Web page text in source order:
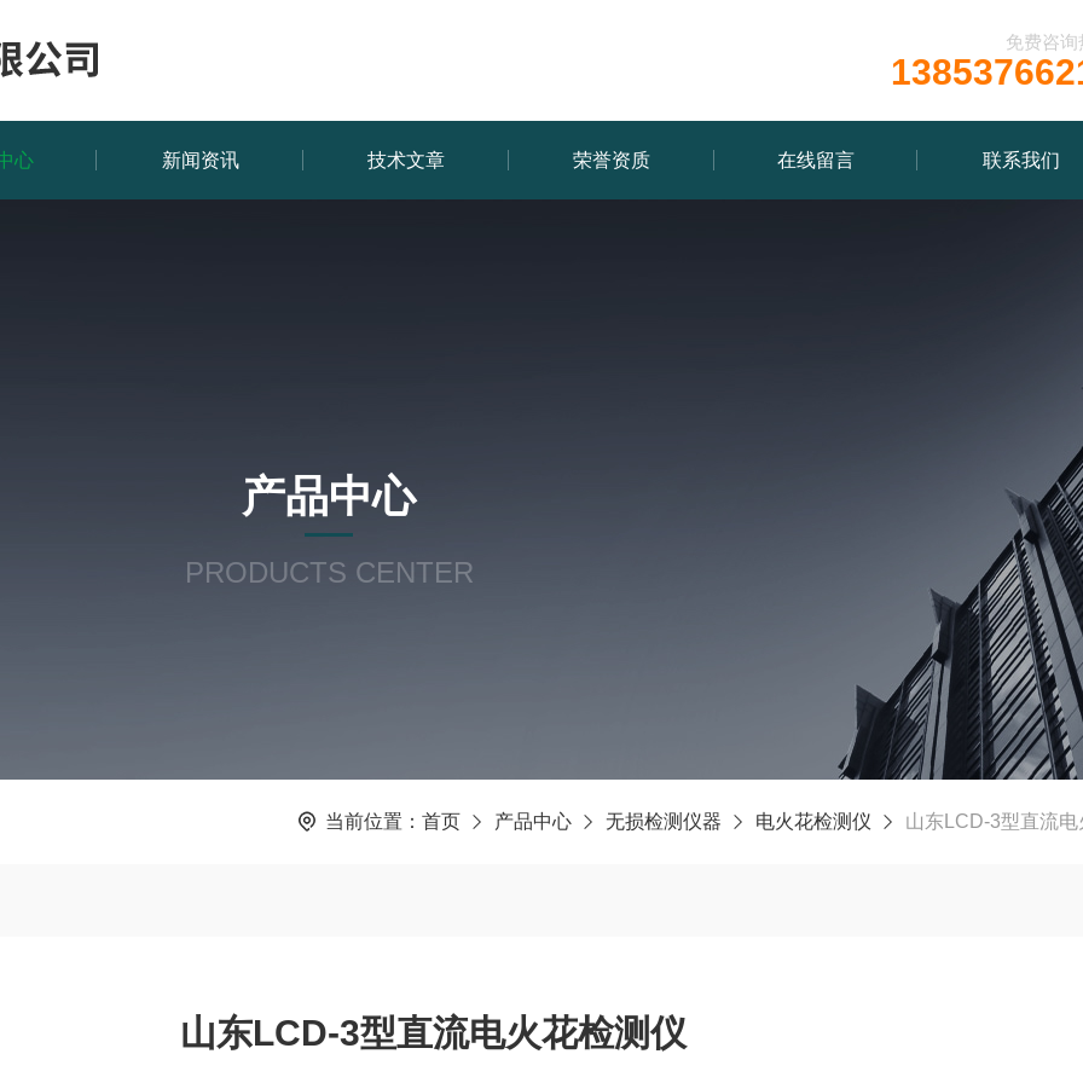
免费咨询
心 新闻资讯 技术文章 荣誉资质 在线留言 联系我们
产品中心
PRODUCTS CENTER
当前位置： 首页 产品中心 无损检测仪器 电火花检测仪 山东LCD-3型直流
山东LCD-3型直流电火花检测仪